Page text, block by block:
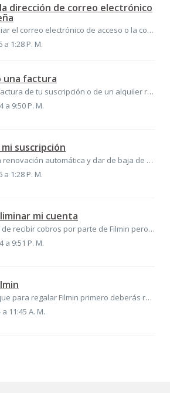
dirección de correo electrónico
Si quieres cambiar el correo electrónico de acceso o la contraseña en la plataforma, puedes hacerlo directamente desde tu cuenta, accediendo con tu correo y...
a 1:28 P. M.
una factura
Si quieres una factura de tu suscripción o de un alquiler realizado con los datos de tu empresa, escríbenos a través del formulario de contacto indicando tu...
a 9:50 P. M.
suscripción
Para cancelar la renovación automática y dar de baja de tu suscripción sigue estos pasos: 1. Accede a la sección Configuración desde el navegador web. 2....
a 1:28 P. M.
mi cuenta
Si quieres dejar de recibir cobros por parte de Filmin pero seguir disfrutando de la suscripción hasta que finalice deberás Cancelar la renovación. Si aún a...
a 9:51 P. M.
Ten en cuenta que para regalar Filmin primero deberás registrarte en la plataforma para poder realizar la compra y hacer seguimiento del regalo. Una vez cre...
11:45 A. M.